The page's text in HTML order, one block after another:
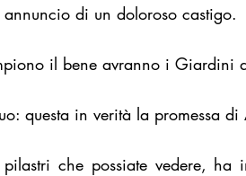
di un doloroso castigo.
il bene avranno i Giardini
questa in verità la promessa
che possiate vedere, ha